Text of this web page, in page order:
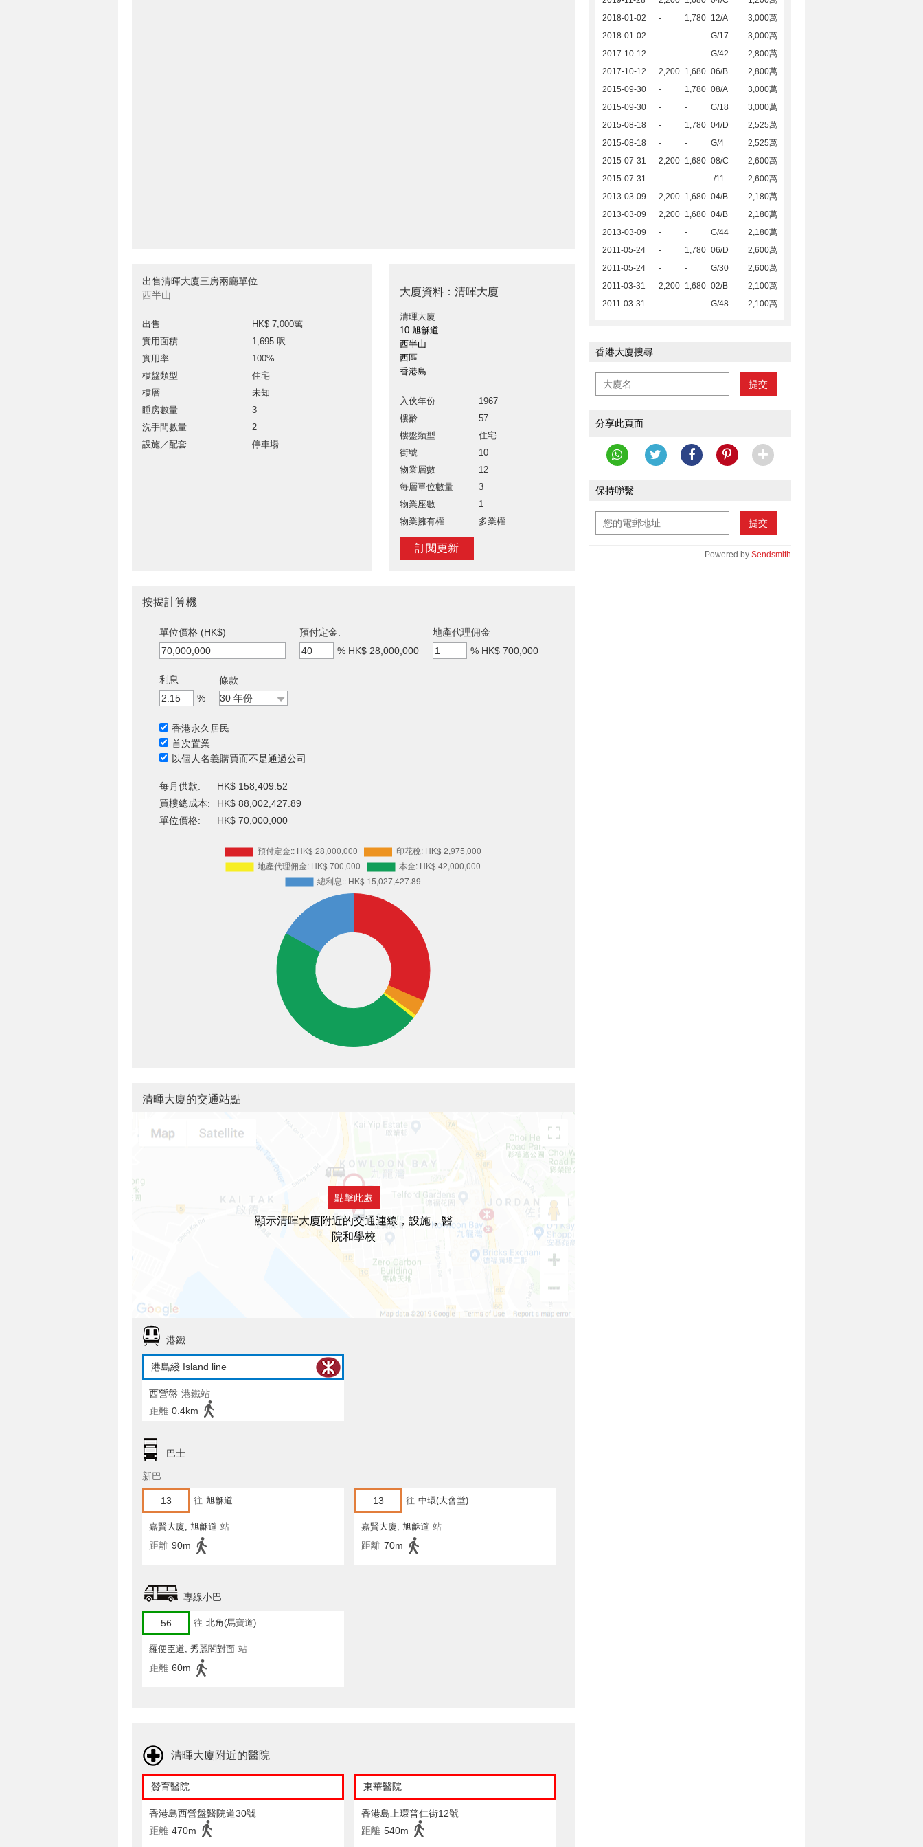
出售清暉大廈三房兩廳單位
西半山
出售
HK$ 7,000萬
實用面積
1,695 呎
實用率
100%
樓盤類型
住宅
樓層
未知
睡房數量
3
洗手間數量
2
設施／配套
停車場
大廈資料：清暉大廈
清暉大廈
10 旭龢道
西半山
西區
香港島
入伙年份
1967
樓齡
57
樓盤類型
住宅
街號
10
物業層數
12
每層單位數量
3
物業座數
1
物業擁有權
多業權
訂閱更新
2018-01-02
- 1,780 12/A
3,000萬
2018-01-02
- - G/17
3,000萬
2017-10-12
- - G/42
2,800萬
2017-10-12
2,200 1,680 06/B
2,800萬
2015-09-30
- 1,780 08/A
3,000萬
2015-09-30
- - G/18
3,000萬
2015-08-18
- 1,780 04/D
2,525萬
2015-08-18
- - G/4
2,525萬
2015-07-31
2,200 1,680 08/C
2,600萬
2015-07-31
- - -/11
2,600萬
2013-03-09
2,200 1,680 04/B
2,180萬
2013-03-09
2,200 1,680 04/B
2,180萬
2013-03-09
- - G/44
2,180萬
2011-05-24
- 1,780 06/D
2,600萬
2011-05-24
- - G/30
2,600萬
2011-03-31
2,200 1,680 02/B
2,100萬
2011-03-31
- - G/48 2,100萬
香港大廈搜尋
提交
分享此頁面
保持聯繫
提交
Powered by Sendsmith
按揭計算機
單位價格 (HK$)
預付定金:
% HK$ 28,000,000
地產代理佣金
% HK$ 700,000
利息
%
條款
香港永久居民
首次置業
以個人名義購買而不是通過公司
每月供款:
HK$ 158,409.52
買樓總成本:
HK$ 88,002,427.89
單位價格:
HK$ 70,000,000
清暉大廈的交通站點
點擊此處
顯示清暉大廈附近的交通連線，設施，醫
院和學校
港鐵
港島綫 Island line
西營盤 港鐵站
距離 0.4km
巴士
新巴
13 往 旭龢道
嘉賢大廈, 旭龢道 站
距離 90m
13 往 中環(大會堂)
嘉賢大廈, 旭龢道 站
距離 70m
專線小巴
56 往 北角(馬寶道)
羅便臣道, 秀麗閣對面 站
距離 60m
清暉大廈附近的醫院
贊育醫院
香港島西營盤醫院道30號
距離 470m
東華醫院
香港島上環普仁街12號
距離 540m